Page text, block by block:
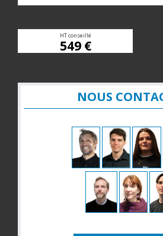
HT conseillé
549 €
NOUS